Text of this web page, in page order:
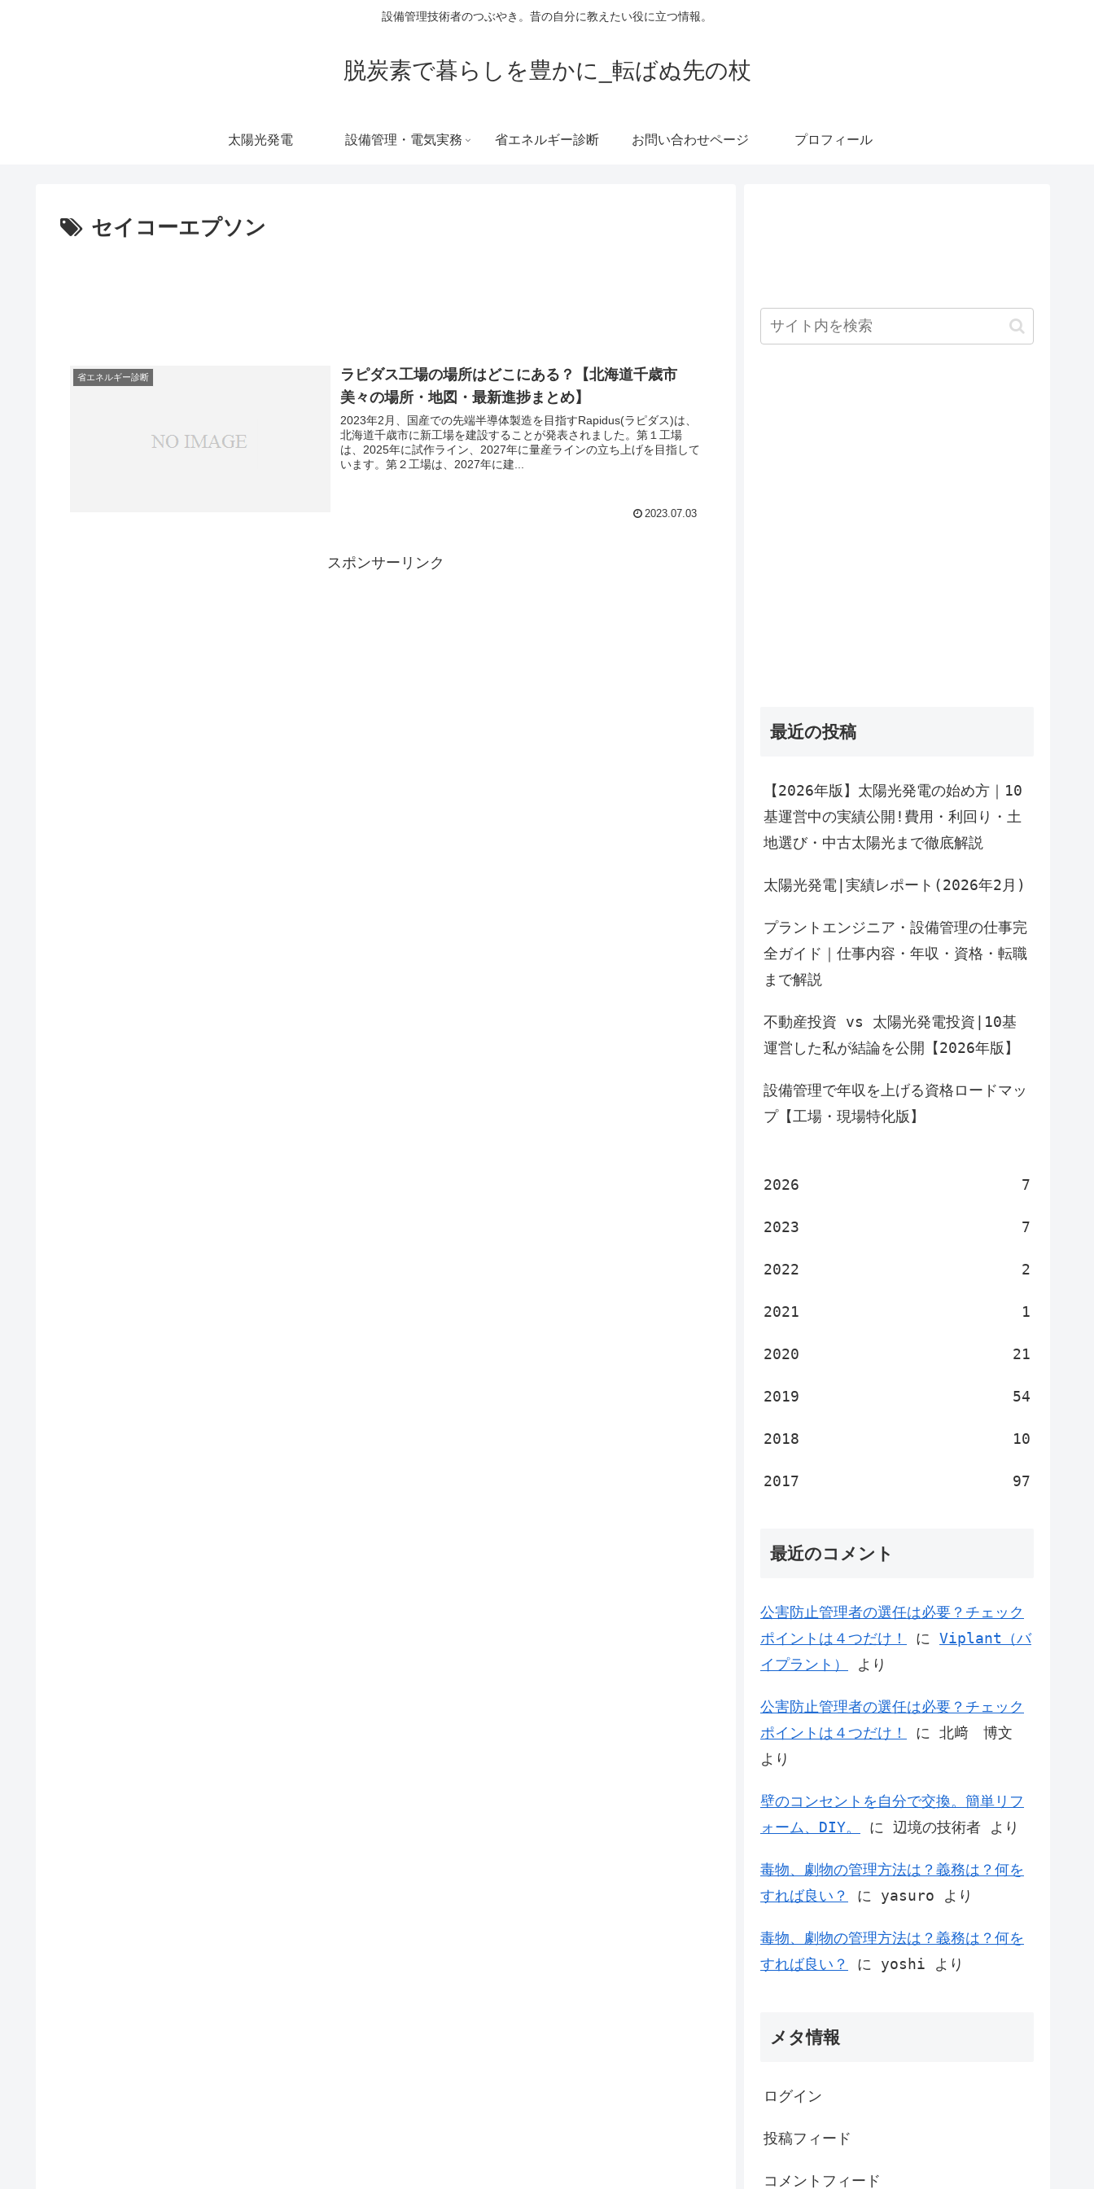
設備管理技術者のつぶやき。昔の自分に教えたい役に立つ情報。
脱炭素で暮らしを豊かに_転ばぬ先の杖
太陽光発電 設備管理・電気実務 省エネルギー診断 お問い合わせページ プロフィール
セイコーエプソン
省エネルギー診断
ラピダス工場の場所はどこにある？【北海道千歳市
美々の場所・地図・最新進捗まとめ】
2023年2月、国産での先端半導体製造を目指すRapidus(ラピダス)は、
北海道千歳市に新工場を建設することが発表されました。第１工場
は、2025年に試作ライン、2027年に量産ラインの立ち上げを目指して
います。第２工場は、2027年に建...
2023.07.03
スポンサーリンク
最近の投稿
【2026年版】太陽光発電の始め方｜10
基運営中の実績公開!費用・利回り・土
地選び・中古太陽光まで徹底解説
太陽光発電|実績レポート(2026年2月)
プラントエンジニア・設備管理の仕事完
全ガイド｜仕事内容・年収・資格・転職
まで解説
不動産投資 vs 太陽光発電投資|10基
運営した私が結論を公開【2026年版】
設備管理で年収を上げる資格ロードマッ
プ【工場・現場特化版】
2026 7
2023 7
2022 2
2021 1
2020 21
2019 54
2018 10
2017 97
最近のコメント
公害防止管理者の選任は必要？チェック
ポイントは４つだけ！
に Viplant（バ
イプラント）
より
公害防止管理者の選任は必要？チェック
ポイントは４つだけ！
に 北﨑 博文
より
壁のコンセントを自分で交換。簡単リフ
ォーム、DIY。
に 辺境の技術者 より
毒物、劇物の管理方法は？義務は？何を
すれば良い？
に yasuro より
毒物、劇物の管理方法は？義務は？何を
すれば良い？
に yoshi より
メタ情報
ログイン
投稿フィード
コメントフィード